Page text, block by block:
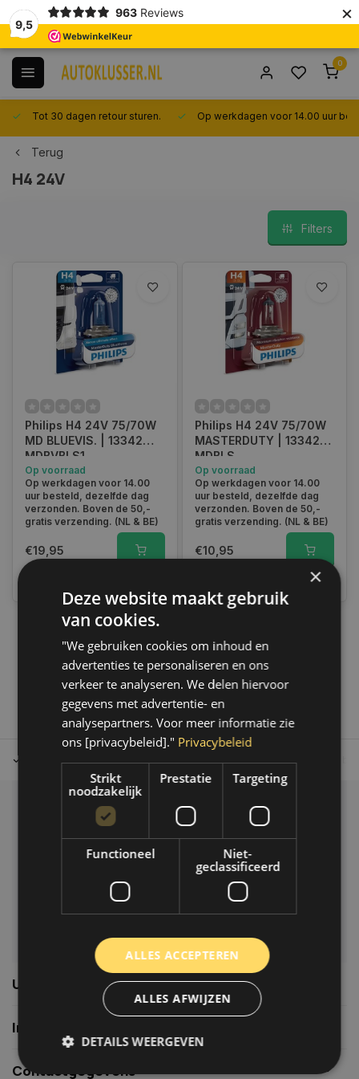
9,5
963 Reviews ×
0
Tot 30 dagen retour sturen. Op werkdagen voor 14.00 uur
Terug
H4 24V
Filters
Philips H4 24V 75/70W
MD BLUEVIS. | 13342
MDBVBLS1
Op voorraad
Op werkdagen voor 14.00
uur besteld, dezelfde dag
verzonden. Boven de 50,-
gratis verzending. (NL & BE)
€19,95
Philips H4 24V 75/70W
MASTERDUTY | 13342
MDBLS
Op voorraad
Op werkdagen voor 14.00
uur besteld, dezelfde dag
verzonden. Boven de 50,-
gratis verzending. (NL & BE)
€10,95
1
Tot 30 dagen retour sturen. Op werkdagen voor 14.00 uur
Klantenservice
Veelgestelde vragen
06-39119169
info@autoklusser.nl
Usefull links
Informatie
Contactgegevens
×
Deze website maakt gebruik
van cookies.
"We gebruiken cookies om inhoud en
advertenties te personaliseren en ons
verkeer te analyseren. We delen hiervoor
gegevens met advertentie- en
analysepartners. Voor meer informatie zie
ons [privacybeleid]." Privacybeleid
Strikt
noodzakelijk
Prestatie Targeting
Functioneel
Niet-
geclassificeerd
ALLES ACCEPTEREN
ALLES AFWIJZEN
DETAILS WEERGEVEN